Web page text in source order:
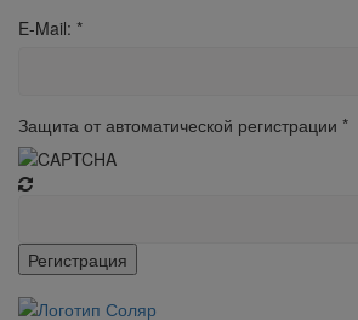
E-Mail: *
Защита от автоматической регистрации *